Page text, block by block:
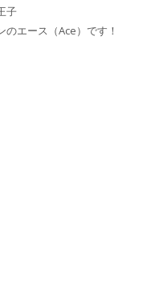
子
のエース（Ace）です！